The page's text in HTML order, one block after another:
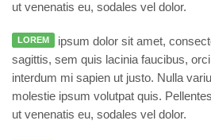
ut venenatis eu, sodales vel dolor.
LOREM
ipsum dolor sit amet,
sagittis, sem quis lacinia faucibus,
interdum mi sapien ut justo. Nulla
molestie ipsum volutpat quis.
ut venenatis eu, sodales vel dolor.